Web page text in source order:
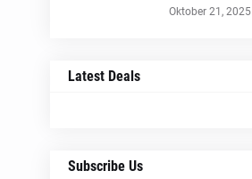
Oktober 21, 2025
Latest Deals
Subscribe Us